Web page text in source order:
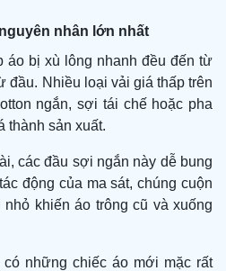
nhân lớn nhất
áo bị xù lông nhanh đều đến từ
đầu. Nhiều loại vải giá thấp trên
ngắn, sợi tái chế hoặc pha
thành sản xuất.
các đầu sợi ngắn này dễ bung
động của ma sát, chúng cuộn
khiến áo trông cũ và xuống
những chiếc áo mới mặc rất